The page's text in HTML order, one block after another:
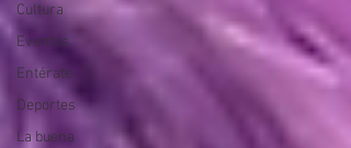
Cultura
Eventos
Entérate
Deportes
La buena